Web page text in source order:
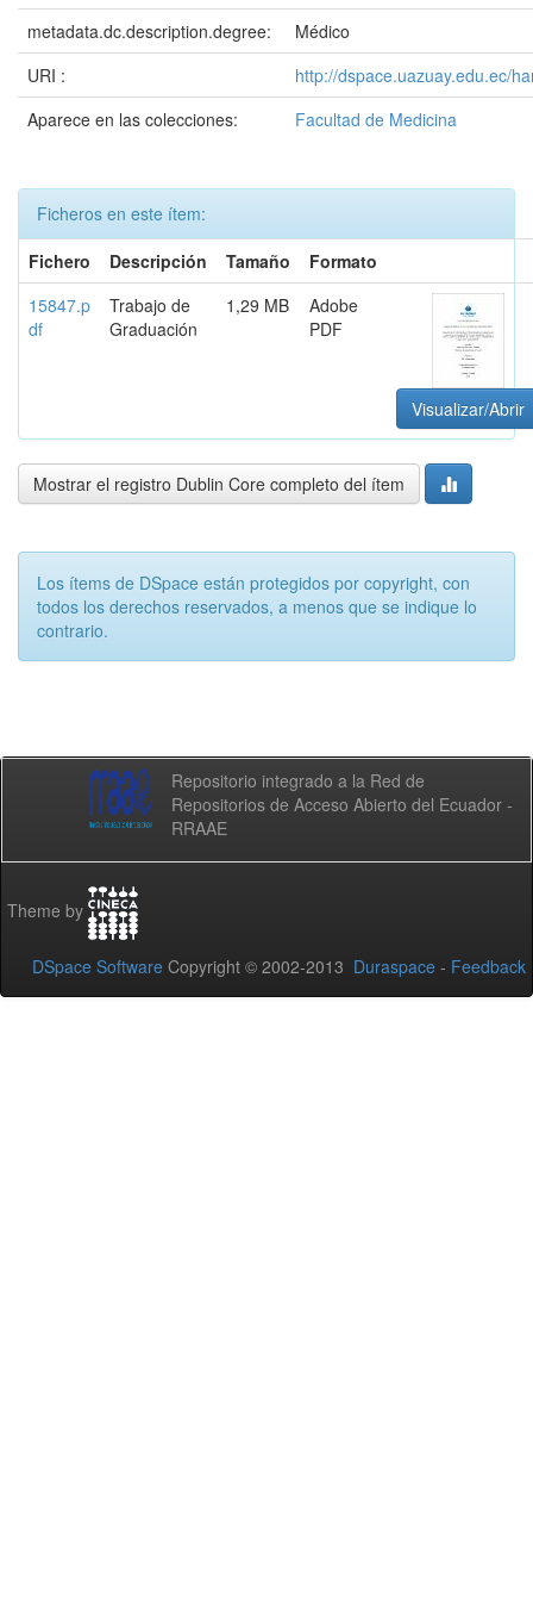
metadata.dc.description.degree:
Médico
URI :
http://dspace.uazuay.edu.ec/
Aparece en las colecciones:
Facultad de Medicina
Ficheros en este ítem:
Fichero
Descripción Tamaño
Formato
15847.p
df
Trabajo de
Graduación
1,29 MB
Adobe
PDF
Visualizar/Abrir
Mostrar el registro Dublin Core completo del ítem
Los ítems de DSpace están protegidos por copyright, con
todos los derechos reservados, a menos que se indique lo
contrario.
Repositorio integrado a la Red de
Repositorios de Acceso Abierto del Ecuador -
RRAAE
Theme by
DSpace Software Copyright © 2002-2013 Duraspace - Feedback